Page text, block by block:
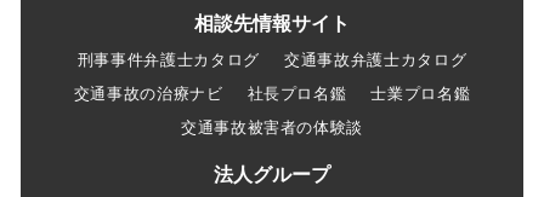
相談先情報サイト
刑事事件弁護士カタログ
交通事故弁護士カタログ
交通事故の治療ナビ
社長プロ名鑑
士業プロ名鑑
交通事故被害者の体験談
法人グループ